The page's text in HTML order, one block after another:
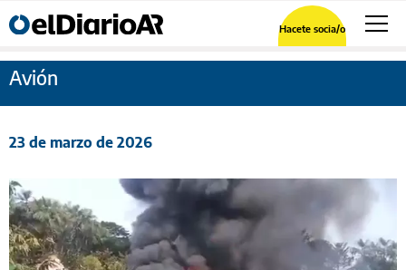
Hacete socia/o
Avión
23 de marzo de 2026